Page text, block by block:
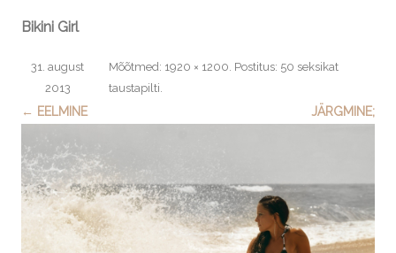
Bikini Girl
Mõõtmed:
31. august
2013
1920 × 1200. Postitus: 50 seksikat
taustapilti.
← EELMINE JÄRGMINE;